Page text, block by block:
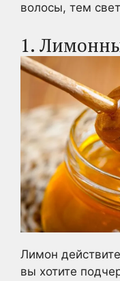
волосы, тем
1.
Лимон
вы хотите